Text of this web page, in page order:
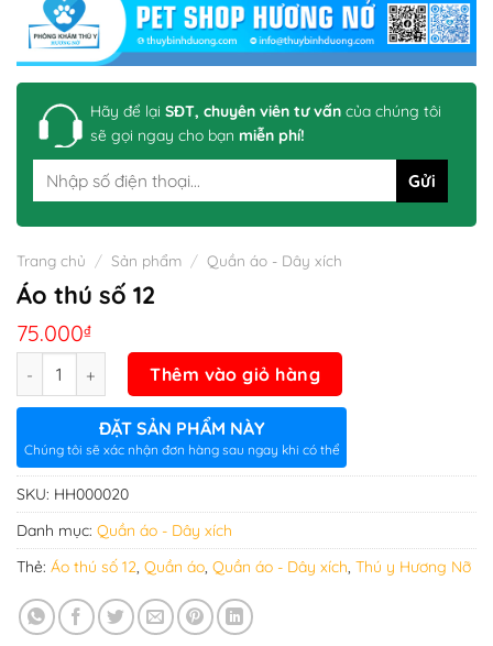
Hãy để lại SĐT, chuyên viên tư vấn của chúng tôi
sẽ gọi ngay cho bạn miễn phí!
Trang chủ / Sản phẩm / Quần áo - Dây xích
Áo thú số 12
75.000₫
Thêm vào giỏ hàng
ĐẶT SẢN PHẨM NÀY
Chúng tôi sẽ xác nhận đơn hàng sau ngay khi có thể
SKU: HH000020
Danh mục: Quần áo - Dây xích
Thẻ: Áo thú số 12, Quần áo, Quần áo - Dây xích, Thú y Hương Nỡ